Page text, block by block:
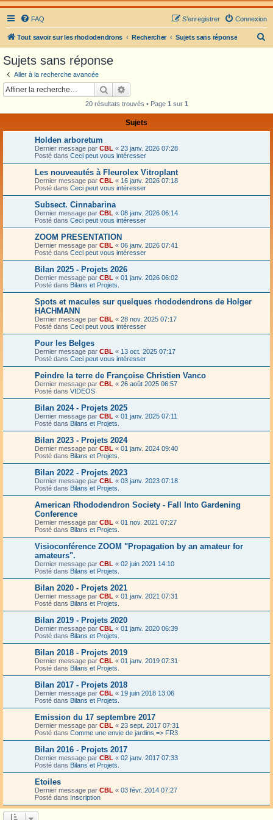
FAQ Connexion
S’enregistrer
Tout savoir sur les rhododendrons Rechercher Sujets sans réponse
Sujets sans réponse
Aller à la recherche avancée
Rechercher
20 résultats trouvés • Page 1 sur 1
Sujets
Holden arboretum
Dernier message par CBL « 23 janv. 2026 07:28
Posté dans Ceci peut vous intéresser
Les nouveautés à Fleurolex Vitroplant
Dernier message par CBL « 16 janv. 2026 07:18
Posté dans Ceci peut vous intéresser
Subsect. Cinnabarina
Dernier message par CBL « 08 janv. 2026 06:14
Posté dans Ceci peut vous intéresser
ZOOM PRESENTATION
Dernier message par CBL « 06 janv. 2026 07:41
Posté dans Ceci peut vous intéresser
Bilan 2025 - Projets 2026
Dernier message par CBL « 01 janv. 2026 06:02
Posté dans Bilans et Projets.
Spots et macules sur quelques rhododendrons de Holger
HACHMANN
Dernier message par CBL « 28 nov. 2025 07:17
Posté dans Ceci peut vous intéresser
Pour les Belges
Dernier message par CBL « 13 oct. 2025 07:17
Posté dans Ceci peut vous intéresser
Peindre la terre de Françoise Christien Vanco
Dernier message par CBL « 26 août 2025 06:57
Posté dans VIDEOS
Bilan 2024 - Projets 2025
Dernier message par CBL « 01 janv. 2025 07:11
Posté dans Bilans et Projets.
Bilan 2023 - Projets 2024
Dernier message par CBL « 01 janv. 2024 09:40
Posté dans Bilans et Projets.
Bilan 2022 - Projets 2023
Dernier message par CBL « 03 janv. 2023 07:18
Posté dans Bilans et Projets.
American Rhododendron Society - Fall Into Gardening
Conference
Dernier message par CBL « 01 nov. 2021 07:27
Posté dans Bilans et Projets.
Visioconférence ZOOM "Propagation by an amateur for
amateurs".
Dernier message par CBL « 02 juin 2021 14:10
Posté dans Bilans et Projets.
Bilan 2020 - Projets 2021
Dernier message par CBL « 01 janv. 2021 07:31
Posté dans Bilans et Projets.
Bilan 2019 - Projets 2020
Dernier message par CBL « 01 janv. 2020 06:39
Posté dans Bilans et Projets.
Bilan 2018 - Projets 2019
Dernier message par CBL « 01 janv. 2019 07:31
Posté dans Bilans et Projets.
Bilan 2017 - Projets 2018
Dernier message par CBL « 19 juin 2018 13:06
Posté dans Bilans et Projets.
Emission du 17 septembre 2017
Dernier message par CBL « 23 sept. 2017 07:31
Posté dans Comme une envie de jardins => FR3
Bilan 2016 - Projets 2017
Dernier message par CBL « 02 janv. 2017 07:33
Posté dans Bilans et Projets.
Etoiles
Dernier message par CBL « 03 févr. 2014 07:27
Posté dans Inscription